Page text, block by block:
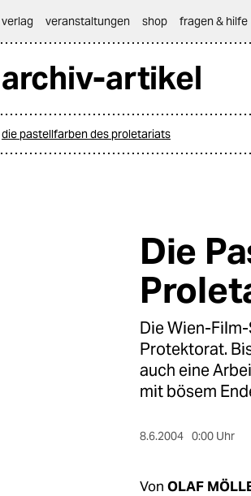
themen
verlag
veranstaltungen shop fragen & hilfe
archiv-artikel
die pastellfarben des proletariats
Die
Die Wien-
Protektorat.
auch eine
mit bösem
8.6.2004 0:00 Uhr
Von OLAF